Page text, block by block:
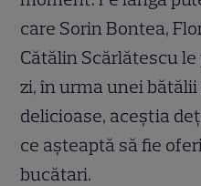
care Sorin Bontea,
Cătălin Scărlătescu
zi, în urma unei
delicioase, aceștia
ce așteaptă să fie
bucătari.